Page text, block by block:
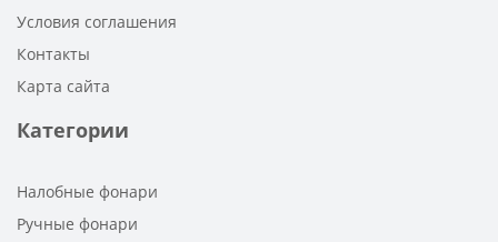
Условия соглашения
Контакты
Карта сайта
Категории
Налобные фонари
Ручные фонари